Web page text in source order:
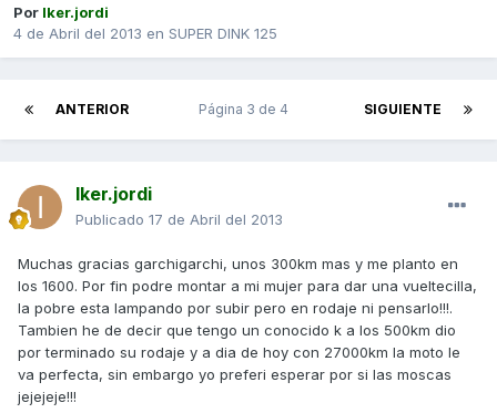
Por Iker.jordi
4 de Abril del 2013 en SUPER DINK 125
ANTERIOR SIGUIENTE
Página 3 de 4
Iker.jordi
Publicado 17 de Abril del 2013
Muchas gracias garchigarchi, unos 300km mas y me planto en
los 1600. Por fin podre montar a mi mujer para dar una vueltecilla,
la pobre esta lampando por subir pero en rodaje ni pensarlo!!!.
Tambien he de decir que tengo un conocido k a los 500km dio
por terminado su rodaje y a dia de hoy con 27000km la moto le
va perfecta, sin embargo yo preferi esperar por si las moscas
jejejeje!!!